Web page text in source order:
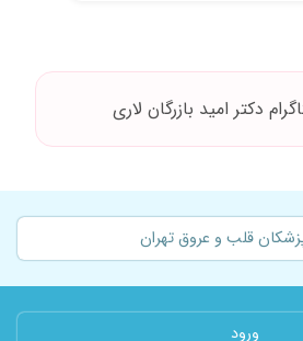
دکتر امید بازرگان لاری
قلب و عروق تهران
ورود